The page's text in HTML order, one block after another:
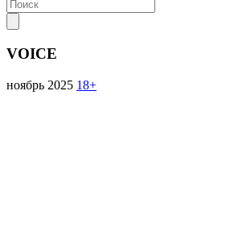
VOICE
ноябрь 2025 18+